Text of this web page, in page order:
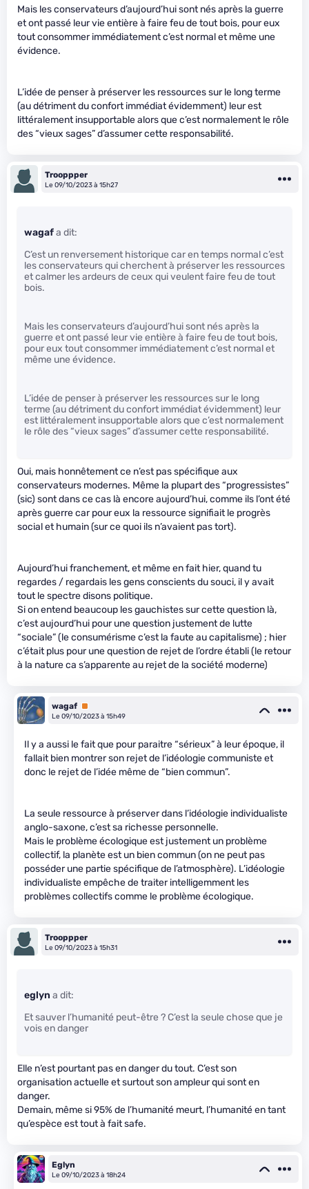
Mais les conservateurs d’aujourd’hui sont nés après la guerre
et ont passé leur vie entière à faire feu de tout bois, pour eux
tout consommer immédiatement c’est normal et même une
évidence.
L’idée de penser à préserver les ressources sur le long terme
(au détriment du confort immédiat évidemment) leur est
littéralement insupportable alors que c’est normalement le rôle
des “vieux sages” d’assumer cette responsabilité.
Trooppper
Le 09/10/2023 à 15h27
wagafa dit:
C’est un renversement historique car en temps normal c’est
les conservateurs qui cherchent à préserver les ressources
et calmer les ardeurs de ceux qui veulent faire feu de tout
bois.
Mais les conservateurs d’aujourd’hui sont nés après la
guerre et ont passé leur vie entière à faire feu de tout bois,
pour eux tout consommer immédiatement c’est normal et
même une évidence.
L’idée de penser à préserver les ressources sur le long
terme (au détriment du confort immédiat évidemment) leur
est littéralement insupportable alors que c’est normalement
le rôle des “vieux sages” d’assumer cette responsabilité.
Oui, mais honnêtement ce n’est pas spécifique aux
conservateurs modernes. Même la plupart des “progressistes”
(sic) sont dans ce cas là encore aujourd’hui, comme ils l’ont été
après guerre car pour eux la ressource signifiait le progrès
social et humain (sur ce quoi ils n’avaient pas tort).
Aujourd’hui franchement, et même en fait hier, quand tu
regardes / regardais les gens conscients du souci, il y avait
tout le spectre disons politique.
Si on entend beaucoup les gauchistes sur cette question là,
c’est aujourd’hui pour une question justement de lutte
“sociale” (le consumérisme c’est la faute au capitalisme) ; hier
c’était plus pour une question de rejet de l’ordre établi (le retour
à la nature ca s’apparente au rejet de la société moderne)
wagaf Premium
Le 09/10/2023 à 15h49
Il y a aussi le fait que pour paraitre “sérieux” à leur époque, il
fallait bien montrer son rejet de l’idéologie communiste et
donc le rejet de l’idée même de “bien commun”.
La seule ressource à préserver dans l’idéologie individualiste
anglo-saxone, c’est sa richesse personnelle.
Mais le problème écologique est justement un problème
collectif, la planète est un bien commun (on ne peut pas
posséder une partie spécifique de l’atmosphère). L’idéologie
individualiste empêche de traiter intelligemment les
problèmes collectifs comme le problème écologique.
Trooppper
Le 09/10/2023 à 15h31
eglyn a dit:
Et sauver l’humanité peut-être ? C’est la seule chose que je
vois en danger
Elle n’est pourtant pas en danger du tout. C’est son
organisation actuelle et surtout son ampleur qui sont en
danger.
Demain, même si 95% de l’humanité meurt, l’humanité en tant
qu’espèce est tout à fait safe.
Eglyn
Le 09/10/2023 à 18h24